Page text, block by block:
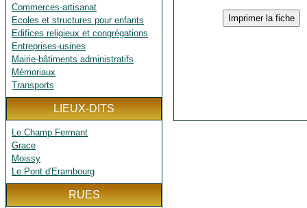
Commerces-artisanat
Ecoles et structures pour enfants
Edifices religieux et congrégations
Entreprises-usines
Mairie-bâtiments administratifs
Mémoriaux
Transports
LIEUX-DITS
Le Champ Fermant
Grace
Moissy
Le Pont d'Erambourg
RUES